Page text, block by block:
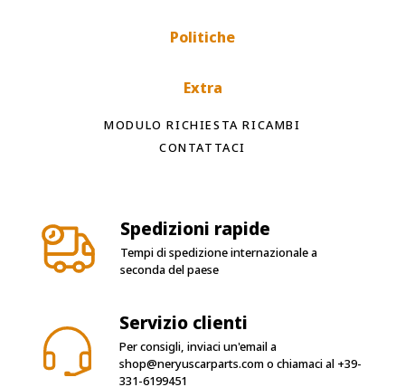
Politiche
Extra
MODULO RICHIESTA RICAMBI
CONTATTACI
Spedizioni rapide
Tempi di spedizione internazionale a
seconda del paese
Servizio clienti
Per consigli, inviaci un'email a
shop@neryuscarparts.como chiamaci al +39-
331-6199451